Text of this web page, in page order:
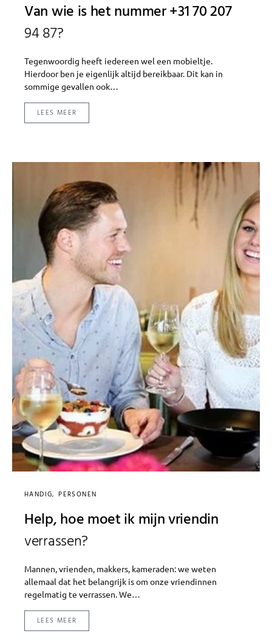
Van wie is het nummer +31 70 207
94 87?
Tegenwoordig heeft iedereen wel een mobieltje.
Hierdoor ben je eigenlijk altijd bereikbaar. Dit kan in
sommige gevallen ook…
LEES MEER
HANDIG PERSONEN
Help, hoe moet ik mijn vriendin
verrassen?
Mannen, vrienden, makkers, kameraden: we weten
allemaal dat het belangrijk is om onze vriendinnen
regelmatig te verrassen. We…
LEES MEER